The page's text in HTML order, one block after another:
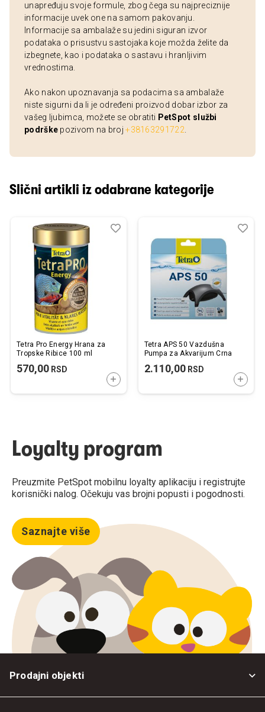
unapređuju svoje formule, zbog čega su najpreciznije
informacije uvek one na samom pakovanju.
Informacije sa ambalaže su jedini siguran izvor
podataka o prisustvu sastojaka koje možda želite da
izbegnete, kao i podataka o sastavu i hranljivim
vrednostima.
Ako nakon upoznavanja sa podacima sa ambalaže
niste sigurni da li je određeni proizvod dobar izbor za
vašeg ljubimca, možete se obratiti PetSpot službi
podrške pozivom na broj+38163291722
Slični artikli iz odabrane kategorije
Tetra Pro Energy Hrana za
Tropske Ribice 100 ml
570,00 RSD
DODAJTE U KORPU
Dodaj
Uporedi
Tetra APS 50 Vazdušna
Pumpa za Akvarijum Crna
2.110,00RSD
Loyalty program
Preuzmite PetSpot mobilnu loyalty aplikaciju i registrujte
korisnički nalog. Očekuju vas brojni popusti i pogodnosti.
Saznajte više
Prodajni objekti